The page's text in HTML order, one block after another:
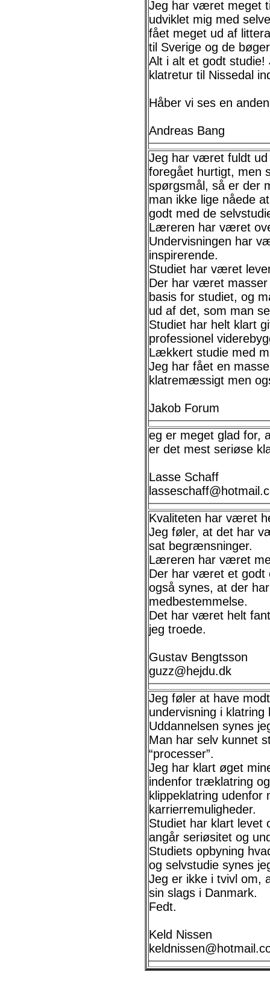
Jeg har været meget
udviklet mig med
fået meget ud af
til Sverige og de
Alt i alt et godt studie!
klatretur til Nissedal
Håber vi ses en
Andreas Bang
Jeg har været fuldt ud
foregået hurtigt, men
spørgsmål, så er der
man ikke lige nåede
godt med de
Læreren har været
Undervisningen har
inspirerende.
Studiet har været
Der har været
basis for studiet, og
ud af det, som man
Studiet har helt klart
professionel
Lækkert studie med
Jeg har fået en
klatremæssigt men
Jakob Forum
eg er meget glad for,
er det mest seriøse
Lasse Schaff
Kvaliteten har været
Jeg føler, at det har
sat begrænsninger.
Læreren har været
Der har været et godt
også synes, at der
medbestemmelse.
Det har været helt
jeg troede.
Gustav Bengtsson
guzz@hejdu.dk
Jeg føler at have
undervisning i klatring
Uddannelsen synes
Man har selv kunnet
“processer”.
Jeg har klart øget
indenfor træklatring
klippeklatring udenfor
karrierremuligheder.
Studiet har klart levet
angår seriøsitet og
Studiets opbyning
og selvstudie synes
Jeg er ikke i tvivl om,
sin slags i Danmark.
Fedt.
Keld Nissen